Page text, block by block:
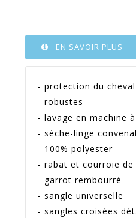
EN SAVOIR PLUS
- protection du
- robustes
- lavage en machine
- sèche-linge
- 100% polyester
- rabat et courroie de
- garrot rembourré
- sangle universelle
- sangles croisées